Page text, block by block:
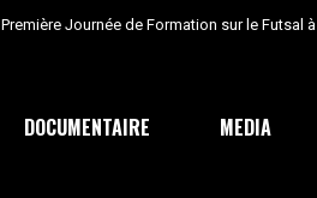
Première Journée de Formation sur le Futsal
DOCUMENTAIRE MEDIA